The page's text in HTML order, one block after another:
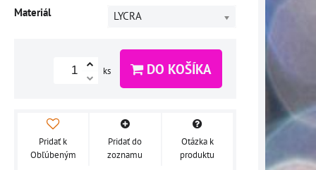
Materiál LYCRA
ks DO KOŠÍKA
Pridať k
Obľúbeným
Pridať do
zoznamu
Otázka k
produktu